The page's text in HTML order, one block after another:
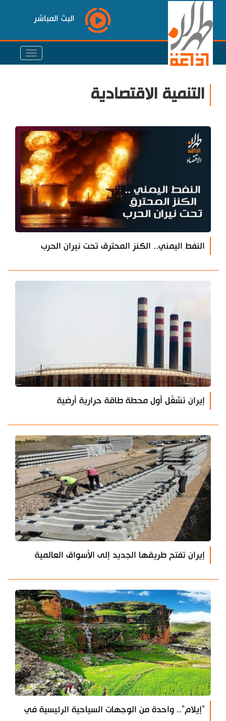
البث المباشر
التنمية الاقتصادية
النفط اليمني.. الكنز المحترق تحت نيران الحرب
إيران تشغّل أول محطة طاقة حرارية أرضية
إيران تفتح طريقها الجديد إلى الأسواق العالمية
"إيلام".. واحدة من الوجهات السياحية الرئيسية في